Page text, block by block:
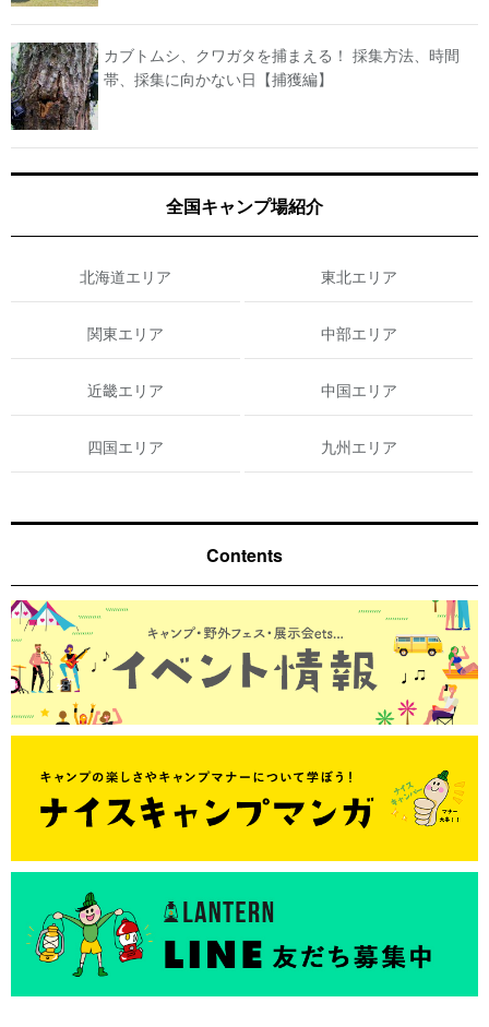
カブトムシ、クワガタを捕まえる！ 採集方法、時間
帯、採集に向かない日【捕獲編】
全国キャンプ場紹介
北海道エリア 東北エリア
関東エリア 中部エリア
近畿エリア 中国エリア
四国エリア 九州エリア
Contents